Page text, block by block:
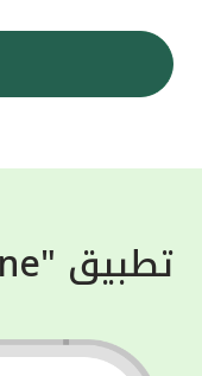
تطبيق "KFHOnline"